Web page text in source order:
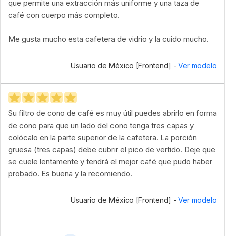
que permite una extracción más uniforme y una taza de
café con cuerpo más completo.
Me gusta mucho esta cafetera de vidrio y la cuido mucho.
Usuario de México [Frontend] - Ver modelo
Su filtro de cono de café es muy útil puedes abrirlo en forma
de cono para que un lado del cono tenga tres capas y
colócalo en la parte superior de la cafetera. La porción
gruesa (tres capas) debe cubrir el pico de vertido. Deje que
se cuele lentamente y tendrá el mejor café que pudo haber
probado. Es buena y la recomiendo.
Usuario de México [Frontend] - Ver modelo